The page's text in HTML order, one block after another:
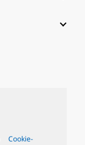
Cookie-